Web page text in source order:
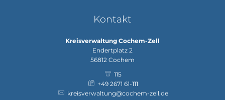
Kontakt
Kreisverwaltung Cochem-Zell
Endertplatz 2
56812 Cochem
115
+49 2671 61-111
kreisverwaltung@cochem-zell.de